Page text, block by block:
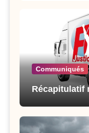
Communiqués
Récapitulatif